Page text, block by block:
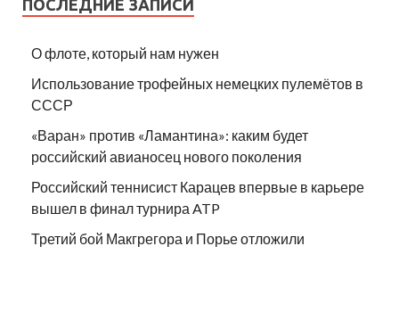
ПОСЛЕДНИЕ ЗАПИСИ
О флоте, который нам нужен
Использование трофейных немецких пулемётов в
СССР
«Варан» против «Ламантина»: каким будет
российский авианосец нового поколения
Российский теннисист Карацев впервые в карьере
вышел в финал турнира ATP
Третий бой Макгрегора и Порье отложили